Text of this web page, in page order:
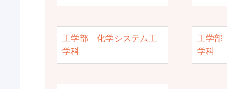
工学部 化学システム工
学科
工学部
学科